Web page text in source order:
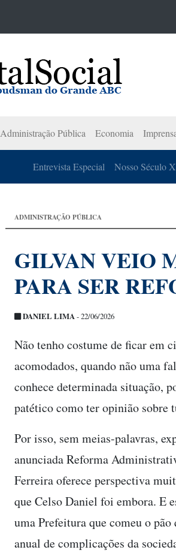
Administração Pública Economia
Entrevista Especial Nosso Século
ADMINISTRAÇÃO PÚBLICA
GILVAN VEIO
PARA SER
DANIEL LIMA- 22/06/2026
Não tenho costume de ficar em
acomodados, quando não uma
conhece determinada situação,
patético como ter opinião sobre
Por isso, sem meias-palavras,
anunciada Reforma
Ferreira oferece perspectiva
que Celso Daniel foi embora. E
uma Prefeitura que comeu o
anual de complicações da